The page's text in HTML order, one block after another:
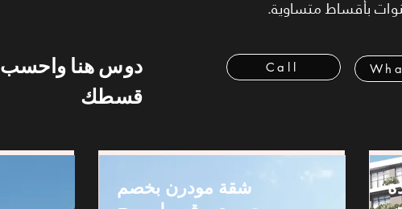
دوس هنا واحسب
قسطك
Call
شقة مودرن بخصم